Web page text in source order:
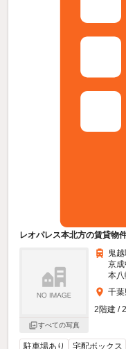
レオパレス本北方の賃貸物
すべての写真
鬼
京
本
千
2階建 /
駐車場あり 宅配ボックス